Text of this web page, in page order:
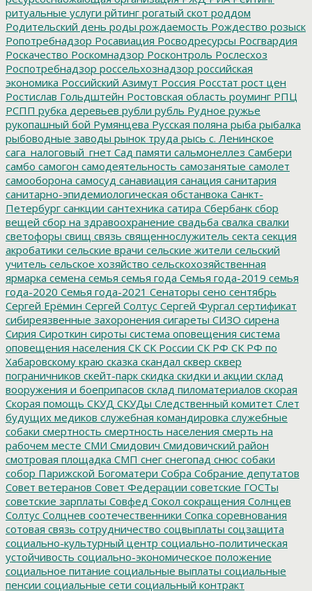
ритуальные услуги рйтинг рогатый скот роддом
Родительский день роды рождаемость Рождество розыск
Ропотребнадзор Росавиация Росводресурсы Росгвардия
Роскачество Роскомнадзор Росконтроль Рослесхоз
Роспотребнадзор россельхознадзор российская
экономика Российский Азимут Россия Росстат рост цен
Ростислав Гольдштейн Ростовская область роуминг РПЦ
РСПП рубка деревьев рубли рубль Рудное ружье
рукопашный бой Румянцева Русская поляна рыба рыбалка
рыбоводные заводы рынок труда рысь с. Ленинское
сага_налоговый_гнет Сад памяти сальмонеллез Самбери
самбо самогон самодеятельность самозанятые самолет
самооборона самосуд санавиация санация санитария
санитарно-эпидемиологическая обстанвока Санкт-
Петербург санкции сантехника сатира Сбербанк сбор
вещей сбор на здравоохранение свадьба свалка свалки
светофоры свищ связь священнослужитель секта секция
акробатики сельские врачи сельские жители сельский
учитель сельское хозяйство сельскохозяйственная
ярмарка семена семья семья года Семья года-2019 семья
года-2020 Семья года-2021 Сенаторы сено сентябрь
Сергей Ерёмин Сергей Солтус Сергей Фургал сертификат
сибиреязвенные захоронения сигареты СИЗО сирена
Сирия Сироткин сироты система оповещения система
оповещения населения СК СК России СК РФ СК РФ по
Хабаровскому краю сказка скандал сквер сквер
пограничников скейт-парк скидка скидки и акции склад
вооружения и боеприпасов склад пиломатериалов скорая
Скорая помощь СКУД СКУДы Следственный комитет Слет
будущих медиков служебная командировка служебные
собаки смертность смертность населения смерть на
рабочем месте СМИ Смидович Смидовичский район
смотровая площадка СМП снег снегопад снюс собаки
собор Парижской Богоматери Собра Собрание депутатов
Совет ветеранов Совет Федерации советские ГОСТы
советские зарплаты Совфед Сокол сокращения Солнцев
Солтус Солцнев соотечественники Сопка соревнования
сотовая связь сотрудничество соцвыплаты соцзащита
социально-культурный центр социально-политическая
устойчивость социально-экономическое положение
социальное питание социальные выплаты социальные
пенсии социальные сети социальный контракт